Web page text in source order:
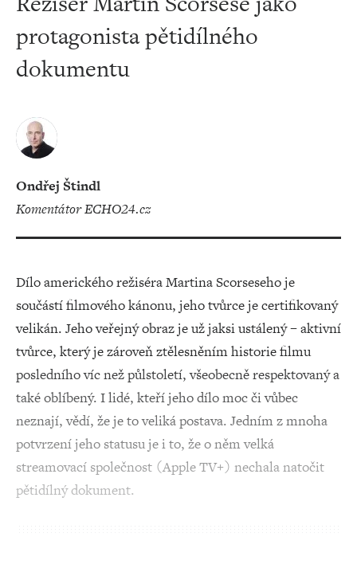
protagonista pětidílného
dokumentu
Ondřej Štindl
komentátor ECHO24.cz
Dílo amerického režiséra Martina Scorseseho je
součástí filmového kánonu, jeho tvůrce je certifikovaný
velikán. Jeho veřejný obraz je už jaksi ustálený – aktivní
tvůrce, který je zároveň ztělesněním historie filmu
posledního víc než půlstoletí, všeobecně respektovaný a
také oblíbený. I lidé, kteří jeho dílo moc či vůbec
neznají, vědí, že je to veliká postava. Jedním z mnoha
potvrzení jeho statusu je i to, že o něm velká
streamovací společnost (Apple TV+) nechala natočit
pětidílný dokument.